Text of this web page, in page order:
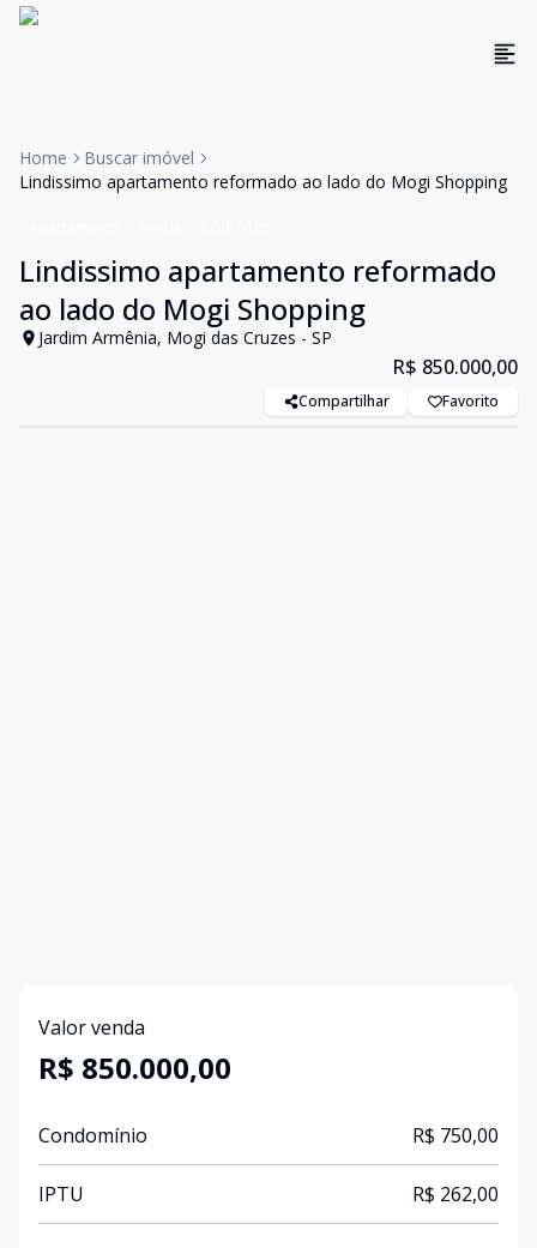
Home
Buscar imóvel
Lindissimo apartamento reformado ao lado do Mogi Shopping
Lindissimo apartamento reformado
ao lado do Mogi Shopping
Jardim Armênia, Mogi das Cruzes - SP
R$ 850.000,00
Compartilhar Favorito
Valor venda
R$ 850.000,00
Condomínio R$ 750,00
IPTU R$ 262,00